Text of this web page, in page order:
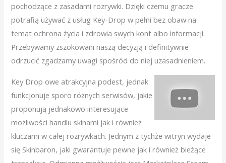
pochodzące z zasadami rozrywki. Dzięki czemu gracze
potrafią używać z usług Key-Drop w pełni bez obaw na
temat ochrona życia i zdrowia swych kont albo informacji.
Przebywamy zszokowani naszą decyzją i definitywnie
odrzucić zgadzamy uwagi spośród do niej uzasadnieniem.
Key Drop owe atrakcyjna podest, jednak
funkcjonuje sporo różnych serwisów, jakie
proponują jednakowo interesujące
możliwości handlu skinami jak i również
kluczami w całej rozrywkach. Jednym z tychże witryn wydaje
się Skinbaron, jaki gwarantuje pewne jak i również bieżące